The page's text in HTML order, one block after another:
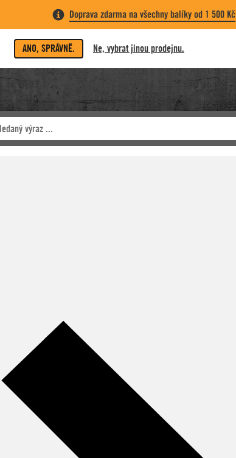
Doprava zdarma na všechny balíky od 1 500 Kč
ANO, SPRÁVNĚ. Ne, vybrat jinou prodejnu.